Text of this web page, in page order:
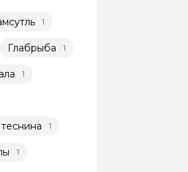
1
Глабрыба 1
1
1
1